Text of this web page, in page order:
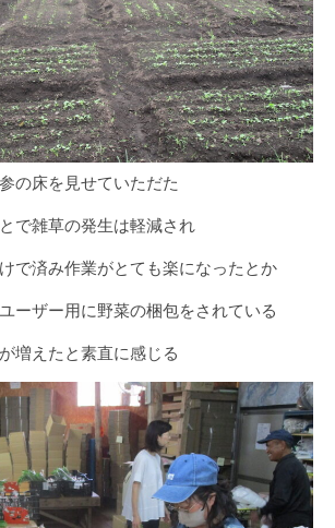
の床を見せていただた
で雑草の発生は軽減され
で済み作業がとても楽になったとか
ーザー用に野菜の梱包をされている
増えたと素直に感じる